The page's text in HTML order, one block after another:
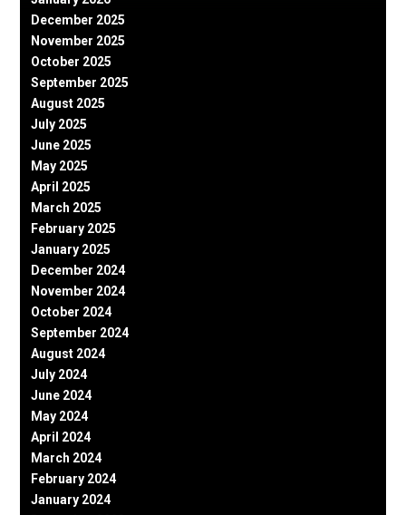
December 2025
November 2025
October 2025
September 2025
August 2025
July 2025
June 2025
May 2025
April 2025
March 2025
February 2025
January 2025
December 2024
November 2024
October 2024
September 2024
August 2024
July 2024
June 2024
May 2024
April 2024
March 2024
February 2024
January 2024